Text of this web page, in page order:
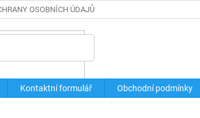
OSOBNÍCH ÚDAJŮ
Kontaktní formulář Obchodní podmínky